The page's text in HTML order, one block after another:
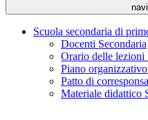
Scuola secondaria di
Docenti Secondaria
Orario delle lezioni
Piano
Patto di
Materiale didattico